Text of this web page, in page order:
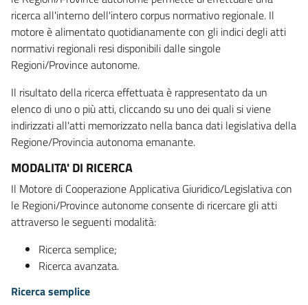
ricerca all'interno dell'intero corpus normativo regionale. Il
motore è alimentato quotidianamente con gli indici degli atti
normativi regionali resi disponibili dalle singole
Regioni/Province autonome.
Il risultato della ricerca effettuata è rappresentato da un
elenco di uno o più atti, cliccando su uno dei quali si viene
indirizzati all'atti memorizzato nella banca dati legislativa della
Regione/Provincia autonoma emanante.
MODALITA' DI RICERCA
Il Motore di Cooperazione Applicativa Giuridico/Legislativa con
le Regioni/Province autonome consente di ricercare gli atti
attraverso le seguenti modalità:
Ricerca semplice;
Ricerca avanzata.
Ricerca semplice